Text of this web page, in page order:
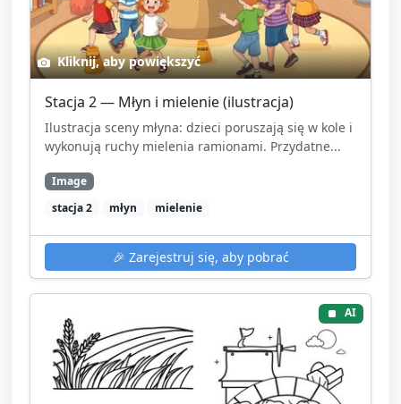
wydechy.
Krótkie podsumowanie (2–3 zdania): zapytaj dzieci,
co pamiętają — jakie etapy pamiętają (ziarno, młyn,
wyrabianie, piekarnia).
Pożegnanie: wspólne okrągłe podziękowanie i
krótka rymowanka/piosenka kończąca zajęcia.
Kliknij, aby powiększyć
Stacja 2 — Młyn i mielenie (ilustracja)
Ilustracja sceny młyna: dzieci poruszają się w kole i
wykonują ruchy mielenia ramionami. Przydatne...
Image
stacja 2
młyn mielenie
🎉 Zarejestruj się, aby pobrać
AI